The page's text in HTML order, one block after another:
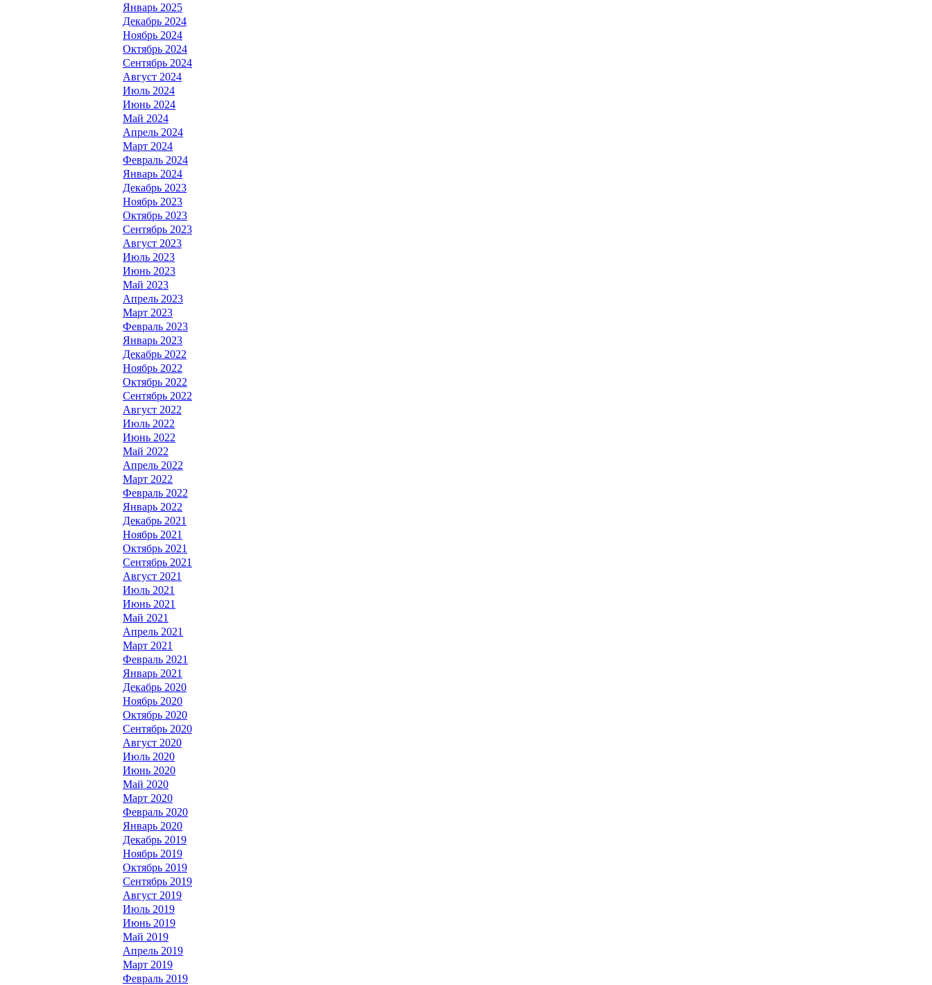
Январь 2025
Декабрь 2024
Ноябрь 2024
Октябрь 2024
Сентябрь 2024
Август 2024
Июль 2024
Июнь 2024
Май 2024
Апрель 2024
Март 2024
Февраль 2024
Январь 2024
Декабрь 2023
Ноябрь 2023
Октябрь 2023
Сентябрь 2023
Август 2023
Июль 2023
Июнь 2023
Май 2023
Апрель 2023
Март 2023
Февраль 2023
Январь 2023
Декабрь 2022
Ноябрь 2022
Октябрь 2022
Сентябрь 2022
Август 2022
Июль 2022
Июнь 2022
Май 2022
Апрель 2022
Март 2022
Февраль 2022
Январь 2022
Декабрь 2021
Ноябрь 2021
Октябрь 2021
Сентябрь 2021
Август 2021
Июль 2021
Июнь 2021
Май 2021
Апрель 2021
Март 2021
Февраль 2021
Январь 2021
Декабрь 2020
Ноябрь 2020
Октябрь 2020
Сентябрь 2020
Август 2020
Июль 2020
Июнь 2020
Май 2020
Март 2020
Февраль 2020
Январь 2020
Декабрь 2019
Ноябрь 2019
Октябрь 2019
Сентябрь 2019
Август 2019
Июль 2019
Июнь 2019
Май 2019
Апрель 2019
Март 2019
Февраль 2019